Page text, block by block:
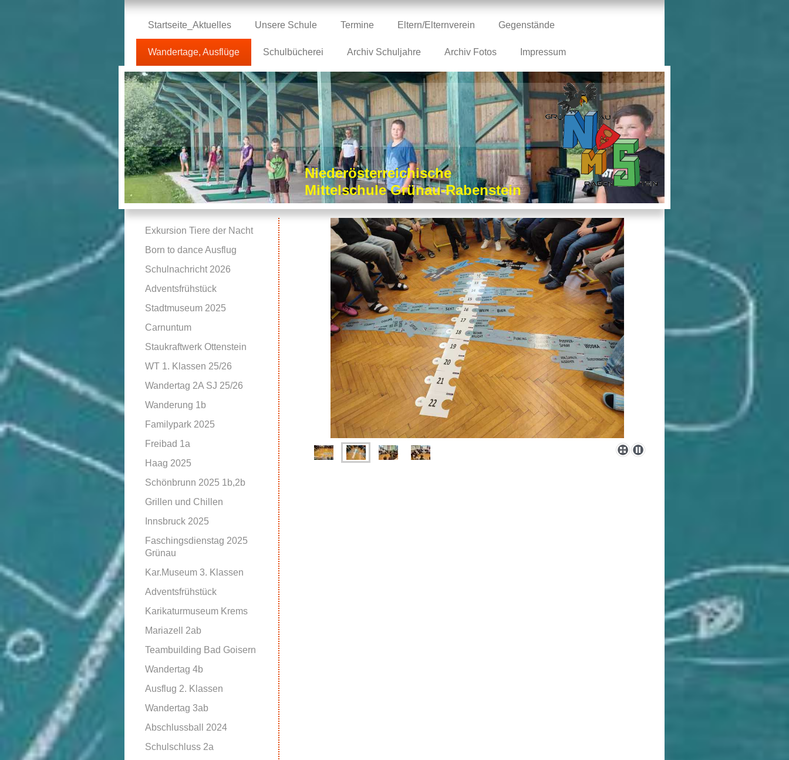
Startseite_Aktuelles Unsere Schule Termine Eltern/Elternverein Gegenstände
Wandertage, Ausflüge Schulbücherei Archiv Schuljahre Archiv Fotos Impressum
Niederösterreichische
Mittelschule Grünau-Rabenstein
Exkursion Tiere der Nacht
Born to dance Ausflug
Schulnachricht 2026
Adventsfrühstück
Stadtmuseum 2025
Carnuntum
Staukraftwerk Ottenstein
WT 1. Klassen 25/26
Wandertag 2A SJ 25/26
Wanderung 1b
Familypark 2025
Freibad 1a
Haag 2025
Schönbrunn 2025 1b,2b
Grillen und Chillen
Innsbruck 2025
Faschingsdienstag 2025
Grünau
Kar.Museum 3. Klassen
Adventsfrühstück
Karikaturmuseum Krems
Mariazell 2ab
Teambuilding Bad Goisern
Wandertag 4b
Ausflug 2. Klassen
Wandertag 3ab
Abschlussball 2024
Schulschluss 2a